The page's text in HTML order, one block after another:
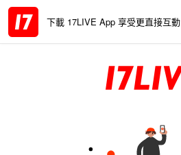
下載 17LIVE App 享受更直接互動